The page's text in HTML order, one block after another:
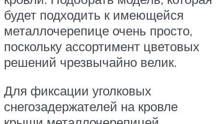
будет подходить к имеющейся
металлочерепице очень просто,
поскольку ассортимент цветовых
решений чрезвычайно велик.
Для фиксации уголковых
снегозадержателей на кровле